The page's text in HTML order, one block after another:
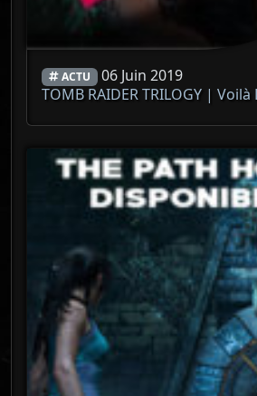
ACTU 06 Juin 2019
TOMB RAIDER TRILOGY |